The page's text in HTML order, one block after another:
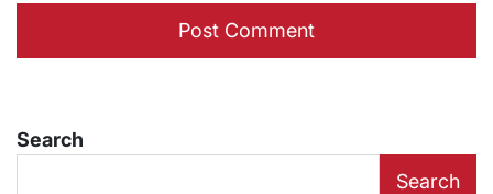
Search
Search